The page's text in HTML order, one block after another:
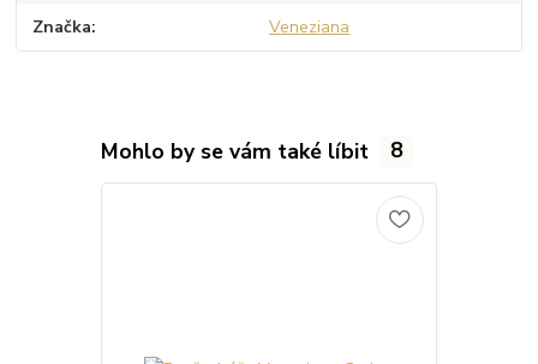
Značka Veneziana
Mohlo by se vám také líbit 8